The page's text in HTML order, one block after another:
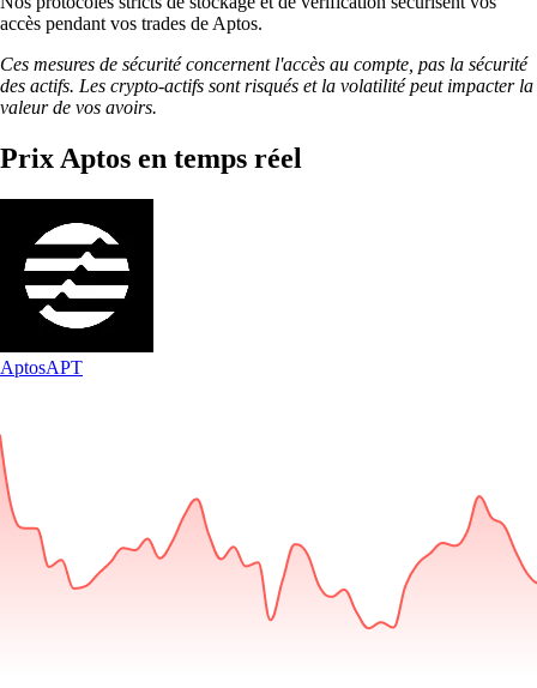
accès pendant vos trades de Aptos.
Ces mesures de sécurité concernent l'accès au compte, pas la sécurité
des actifs. Les crypto-actifs sont risqués et la volatilité peut impacter la
valeur de vos avoirs.
Prix Aptos en temps réel
AptosAPT